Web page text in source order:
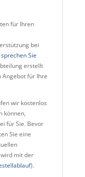
für Ihren
bei
sprechen Sie
erstellt
Angebot für Ihre
wir kostenlos
können,
für Sie. Bevor
Sie eine
mit der
).